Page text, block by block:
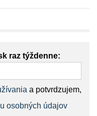
raz týždenne:
a potvrdzujem,
osobných údajov